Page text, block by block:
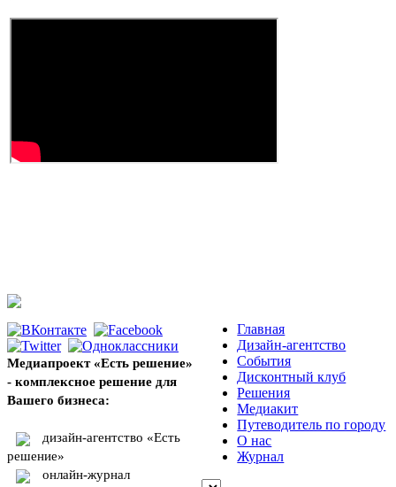
Медиапроект «Есть решение»
- комплексное решение для
Вашего бизнеса:
дизайн-агентство «Есть
решение»
онлайн-журнал
Главная
Дизайн-агентство
События
Дисконтный клуб
Решения
Медиакит
Путеводитель по городу
О нас
Журнал